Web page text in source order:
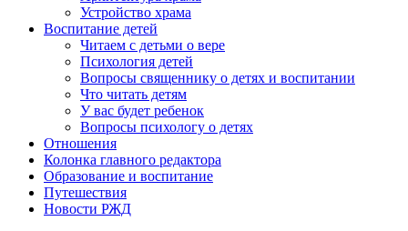
Устройство храма
Воспитание детей
Читаем с детьми о вере
Психология детей
Вопросы священнику о детях и воспитании
Что читать детям
У вас будет ребенок
Вопросы психологу о детях
Отношения
Колонка главного редактора
Образование и воспитание
Путешествия
Новости РЖД